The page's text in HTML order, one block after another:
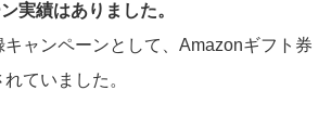
実績はありました。
ャンペーンとして、Amazonギフト券
ていました。